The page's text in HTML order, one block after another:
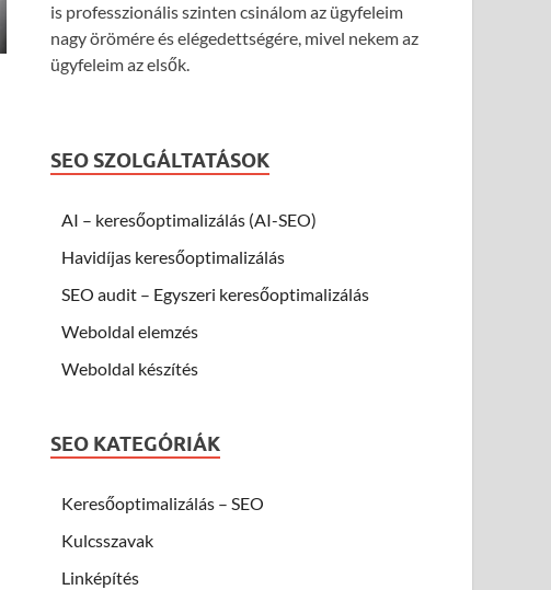
is professzionális szinten csinálom az ügyfeleim
nagy örömére és elégedettségére, mivel nekem az
ügyfeleim az elsők.
SEO SZOLGÁLTATÁSOK
AI – keresőoptimalizálás (AI-SEO)
Havidíjas keresőoptimalizálás
SEO audit – Egyszeri keresőoptimalizálás
Weboldal elemzés
Weboldal készítés
SEO KATEGÓRIÁK
Keresőoptimalizálás – SEO
Kulcsszavak
Linképítés